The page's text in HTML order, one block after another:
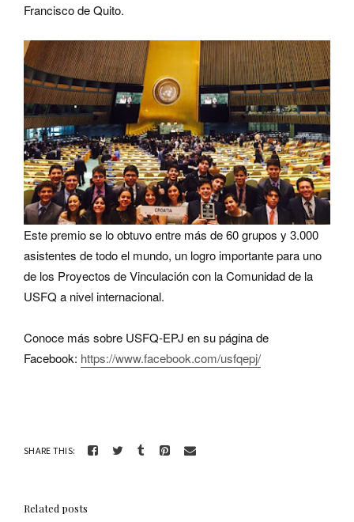
Francisco de Quito.
Este premio se lo obtuvo entre más de 60 grupos y 3.000
asistentes de todo el mundo, un logro importante para uno
de los Proyectos de Vinculación con la Comunidad de la
USFQ a nivel internacional.
Conoce más sobre USFQ-EPJ en su página de
Facebook: https://www.facebook.com/usfqepj/
SHARE THIS:
Related posts